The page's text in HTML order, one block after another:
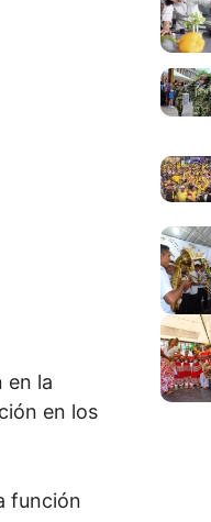
en la
en los
función